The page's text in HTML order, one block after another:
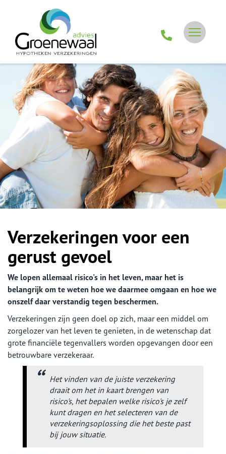
Verzekeringen voor een
gerust gevoel
We lopen allemaal risico's in het leven, maar het is
belangrijk om te weten hoe we daarmee omgaan en hoe we
onszelf daar verstandig tegen beschermen.
Verzekeringen zijn geen doel op zich, maar een middel om
zorgelozer van het leven te genieten, in de wetenschap dat
grote financiële tegenvallers worden opgevangen door een
betrouwbare verzekeraar.
Het vinden van de juiste verzekering
draait om het in kaart brengen van
risico's, het bepalen welke risico's je zelf
kunt dragen en het selecteren van de
verzekeringsoplossing die het beste past
bij jouw situatie.